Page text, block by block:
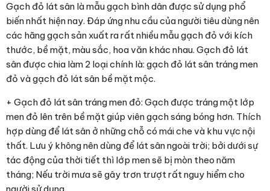
Gạch đỏ lát sân là mẫu gạch bình dân được sử dụng phổ
biến nhất hiện nay. Đáp ứng nhu cầu của người tiêu dùng nên
các hãng gạch sản xuất ra rất nhiều mẫu gạch đỏ với kích
thước, bề mặt, màu sắc, hoa văn khác nhau. Gạch đỏ lát
sân được chia làm 2 loại chính là: gạch đỏ lát sân tráng men
đỏ và gạch đỏ lát sân bề mặt mộc.
+ Gạch đỏ lát sân tráng men đỏ: Gạch được tráng một lớp
men đỏ lên trên bề mặt giúp viên gạch sáng bóng hơn. Thích
hợp dùng để lát sân ở những chỗ có mái che và khu vực nội
thất. Lưu ý không nên dùng để lát sân ngoài trời; bởi dưới sự
tác động của thời tiết thì lớp men sẽ bị mòn theo năm
tháng; Nếu trời mưa sẽ gây trơn trượt rất nguy hiểm cho